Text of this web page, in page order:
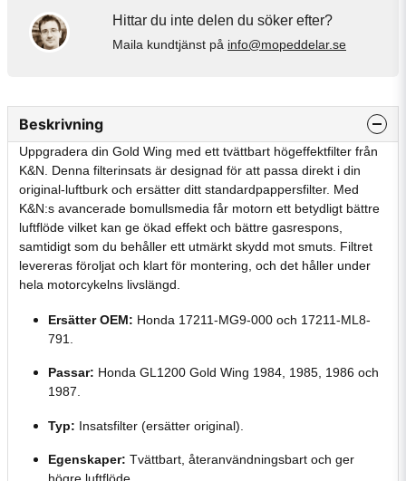
Hittar du inte delen du söker efter?
Maila kundtjänst på info@mopeddelar.se
Beskrivning
Uppgradera din Gold Wing med ett tvättbart högeffektfilter från
K&N. Denna filterinsats är designad för att passa direkt i din
original-luftburk och ersätter ditt standardpappersfilter. Med
K&N:s avancerade bomullsmedia får motorn ett betydligt bättre
luftflöde vilket kan ge ökad effekt och bättre gasrespons,
samtidigt som du behåller ett utmärkt skydd mot smuts. Filtret
levereras föroljat och klart för montering, och det håller under
hela motorcykelns livslängd.
Ersätter OEM: Honda 17211-MG9-000 och 17211-ML8-
791.
Passar: Honda GL1200 Gold Wing 1984, 1985, 1986 och
1987.
Typ: Insatsfilter (ersätter original).
Egenskaper: Tvättbart, återanvändningsbart och ger